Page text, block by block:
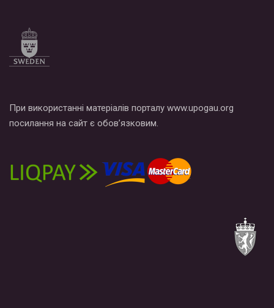
При використанні матеріалів порталу www.upogau.org
посилання на сайт є обов’язковим.